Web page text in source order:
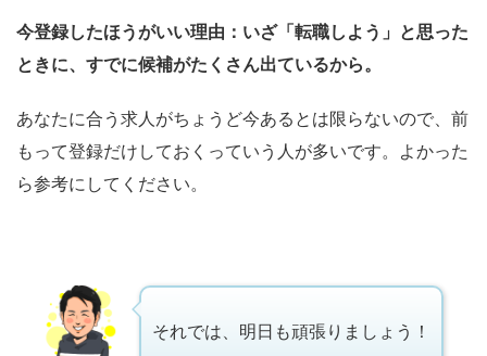
今登録したほうがいい理由：いざ「転職しよう」と思った
ときに、すでに候補がたくさん出ているから。
あなたに合う求人がちょうど今あるとは限らないので、前
もって登録だけしておくっていう人が多いです。よかった
ら参考にしてください。
それでは、明日も頑張りましょう！